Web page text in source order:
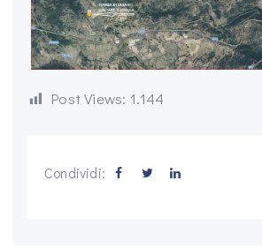
Post Views: 1.144
Condividi: